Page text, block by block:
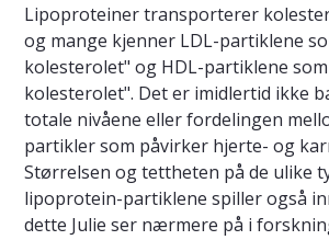
Lipoproteiner transporterer
og mange kjenner LDL-partiklene
kolesterolet" og HDL-partiklene
kolesterolet". Det er imidlertid ikke
totale nivåene eller fordelingen
partikler som påvirker hjerte- og
Størrelsen og tettheten på de ulike
lipoprotein-partiklene spiller også
dette Julie ser nærmere på i